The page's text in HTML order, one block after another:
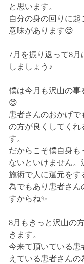
と思います。
自分の身の回りに起
意味があります😌
7月を振り返って8月
しましょう♪
僕は今月も沢山の事
😊
患者さんのおかげで
の方が良くしてくれ
す。
だからこそ僕自身も
ないといけません。
施術で人に還元をす
為でもあり患者さん
すからね✨
8月もきっと沢山の
きます。
今来て頂いている患
えている患者さん